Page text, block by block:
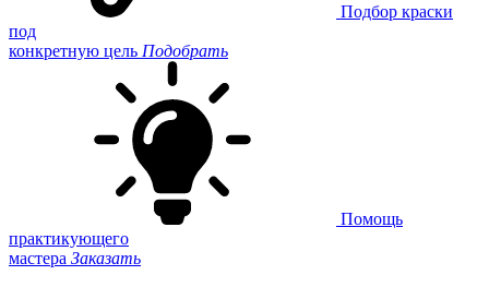
Подбор краски
под
конкретную цель Подобрать
Помощь
практикующего
мастера Заказать